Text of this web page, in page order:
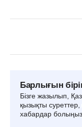
Барлығын
Бізге жазылып,
қызықты
хабардар болыңыз.